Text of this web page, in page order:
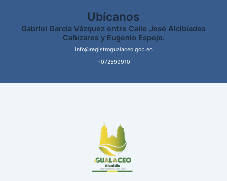
Ubícanos
Gabriel García Vázquez entre Calle José Alcibiades
Cañizares y Eugenio Espejo.
info@registrogualaceo.gob.ec
+072599910